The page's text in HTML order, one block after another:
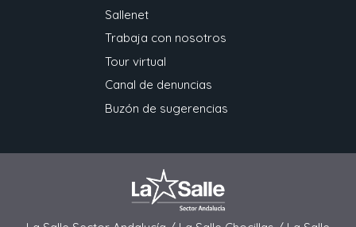
Sallenet
Trabaja con nosotros
Tour virtual
Canal de denuncias
Buzón de sugerencias